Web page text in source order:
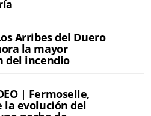
Arribes del Duero
la mayor
del incendio
| Fermoselle,
la evolución del